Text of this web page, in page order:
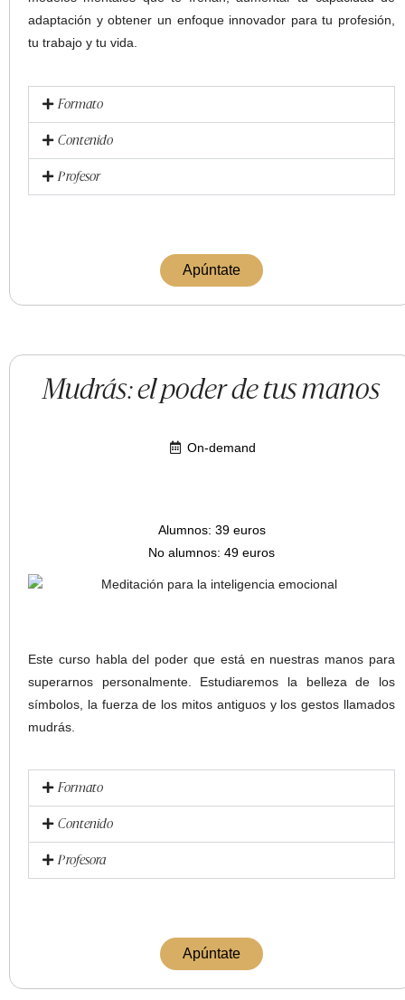
adaptación y obtener un enfoque innovador para tu profesión,
tu trabajo y tu vida.
Formato
Contenido
Profesor
Apúntate
Mudrás: el poder de tus manos
On-demand
Alumnos: 39 euros
No alumnos: 49 euros
Este curso habla del poder que está en nuestras manos para
superarnos personalmente. Estudiaremos la belleza de los
símbolos, la fuerza de los mitos antiguos y los gestos llamados
mudrás.
Formato
Contenido
Profesora
Apúntate